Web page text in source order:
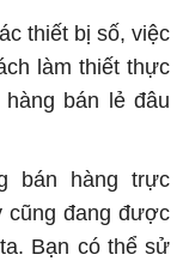
thiết bị số, việc
làm thiết thực
bán lẻ đâu
bán hàng trực
cũng đang được
Bạn có thể sử